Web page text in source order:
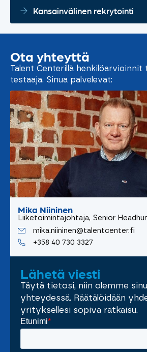
Kansainvälinen rekrytointi
Ota yhteyttä
Talent Centerillä
testaaja. Sinua palvelevat:
Mika Niininen
Liiketoimintajohtaja, Senior
mika.niininen@talentcenter.fi
+358 40 730 3327
Lähetä viesti
Täytä tietosi, niin olemme
yhteydessä. Räätälöidään
yrityksellesi sopiva ratkaisu.